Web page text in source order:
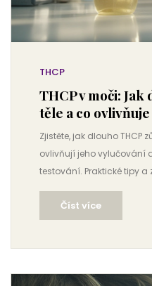
THCP
THCP v moči: Jak
těle a co
Zjistěte, jak dlouho THCP
ovlivňují jeho vylučování
testování. Praktické tipy
Číst více